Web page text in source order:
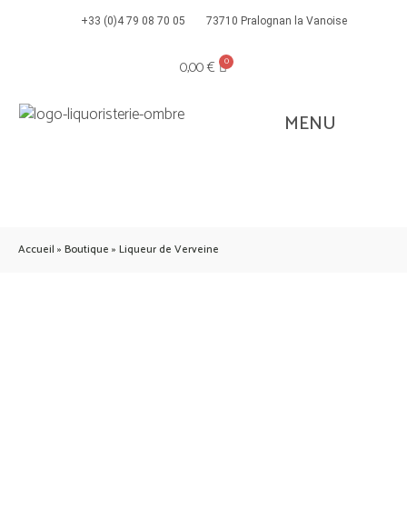
+33 (0)4 79 08 70 05 73710 Pralognan la Vanoise
0,00€
Accueil » Boutique » Liqueur de Verveine